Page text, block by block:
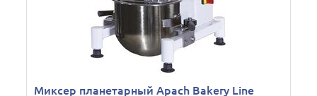
Миксер планетарный Apach Bakery Line